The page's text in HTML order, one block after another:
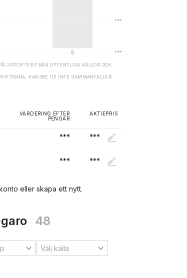
UPPGIFTER FRÅN OFFENTLIGA KÄLLOR OCH
KANSKE DE INTE SAMMANFALLER
VÄRDERING EFTER
PENGAR
AKTIEPRIS
*** ***
*** ***
eller skapa ett nytt.
48